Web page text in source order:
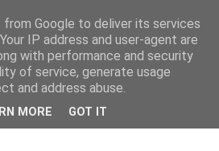
2022
Google to deliver its services
IP address and user-agent are
with performance and security
of service, generate usage
and address abuse.
MORE GOT IT